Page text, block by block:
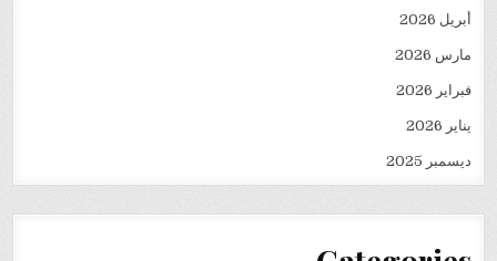
أبريل 2026
مارس 2026
فبراير 2026
يناير 2026
ديسمبر 2025